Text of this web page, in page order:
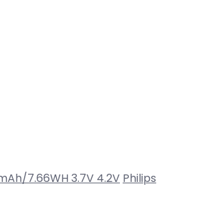
7.66WH 3.7V 4.2V Philips